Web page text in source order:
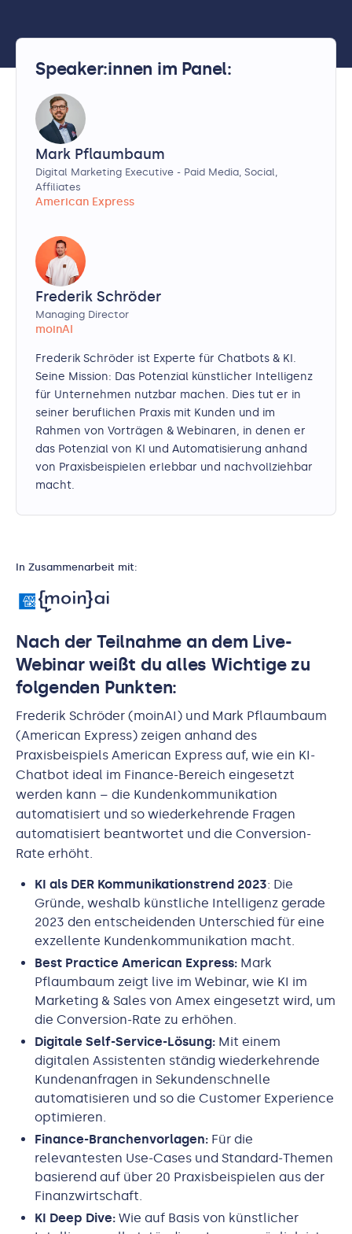
Speaker:innen im Panel:
Mark Pflaumbaum
Digital Marketing Executive - Paid Media, Social,
Affiliates
American Express
Frederik Schröder
Managing Director
moinAI
Frederik Schröder ist Experte für Chatbots & KI.
Seine Mission: Das Potenzial künstlicher Intelligenz
für Unternehmen nutzbar machen. Dies tut er in
seiner beruflichen Praxis mit Kunden und im
Rahmen von Vorträgen & Webinaren, in denen er
das Potenzial von KI und Automatisierung anhand
von Praxisbeispielen erlebbar und nachvollziehbar
macht.
In Zusammenarbeit mit:
Nach der Teilnahme an dem Live-
Webinar weißt du alles Wichtige zu
folgenden Punkten:
Frederik Schröder (moinAI) und Mark Pflaumbaum
(American Express) zeigen anhand des
Praxisbeispiels American Express auf, wie ein KI-
Chatbot ideal im Finance-Bereich eingesetzt
werden kann – die Kundenkommunikation
automatisiert und so wiederkehrende Fragen
automatisiert beantwortet und die Conversion-
Rate erhöht.
KI als DER Kommunikationstrend 2023: Die
Gründe, weshalb künstliche Intelligenz gerade
2023 den entscheidenden Unterschied für eine
exzellente Kundenkommunikation macht.
Best Practice American Express: Mark
Pflaumbaum zeigt live im Webinar, wie KI im
Marketing & Sales von Amex eingesetzt wird, um
die Conversion-Rate zu erhöhen.
Digitale Self-Service-Lösung: Mit einem
digitalen Assistenten ständig wiederkehrende
Kundenanfragen in Sekundenschnelle
automatisieren und so die Customer Experience
optimieren.
Finance-Branchenvorlagen: Für die
relevantesten Use-Cases und Standard-Themen
basierend auf über 20 Praxisbeispielen aus der
Finanzwirtschaft.
KI Deep Dive: Wie auf Basis von künstlicher